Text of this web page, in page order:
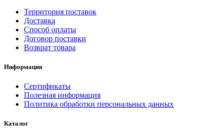
Территория поставок
Доставка
Способ оплаты
Договор поставки
Возврат товара
Информация
Сертификаты
Полезная информация
Политика обработки персональных данных
Каталог